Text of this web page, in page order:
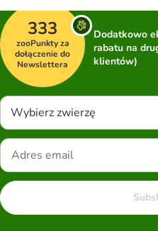
333
zooPunkty za
dołączenie do
Newslettera
Dodatkowo
rabatu na
klientów)
Wybierz zwierzę